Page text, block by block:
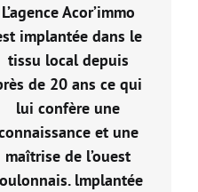
L’agence Acor’immo
implantée dans le
tissu local depuis
de 20 ans ce qui
lui confère une
et une
maîtrise de l’ouest
lmplantée